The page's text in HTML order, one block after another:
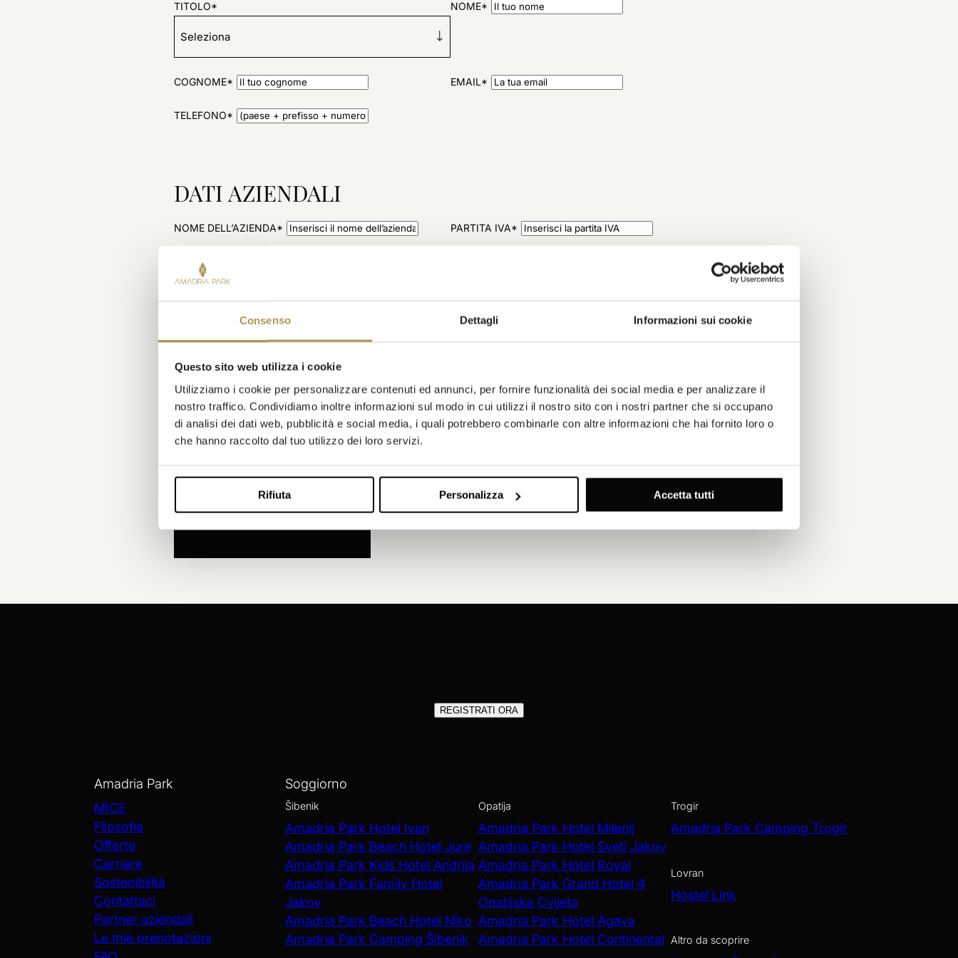
Consenso Dettagli Informazioni sui cookie
Questo sito web utilizza i cookie
Utilizziamo i cookie per personalizzare contenuti ed annunci, per fornire funzionalità dei social media e per analizzare il
nostro traffico. Condividiamo inoltre informazioni sul modo in cui utilizzi il nostro sito con i nostri partner che si occupano
di analisi dei dati web, pubblicità e social media, i quali potrebbero combinarle con altre informazioni che hai fornito loro o
che hanno raccolto dal tuo utilizzo dei loro servizi.
Rifiuta Personalizza Accetta tutti
TITOLO* NOME*
COGNOME* EMAIL*
TELEFONO*
DATI AZIENDALI
NOME DELL’AZIENDA* PARTITA IVA*
TIPO DI AZIENDA*
NUMERO DI DIPENDENTI*
MESSAGGIO
e dichiaro di aver lettol’informativa sulla privacy.
REGISTRATI ORA
Amadria Park
MICE
Filosofia
Offerte
Carriere
Sostenibilità
Contattaci
Partner aziendali
Le mie prenotazioni
Soggiorno
Šibenik
Amadria Park Hotel Ivan
Amadria Park Beach Hotel Jure
Amadria Park Kids Hotel Andrija
Amadria Park Family Hotel
Jakov
Amadria Park Beach Hotel Niko
Amadria Park Camping Šibenik
Opatija
Amadria Park Hotel Milenij
Amadria Park Hotel Sveti Jakov
Amadria Park Hotel Royal
Amadria Park Grand Hotel 4
Opatijska Cvijeta
Amadria Park Hotel Agava
Amadria Park Hotel Continental
Trogir
Amadria Park Camping Trogir
Lovran
Hostel Link
Altro da scoprire